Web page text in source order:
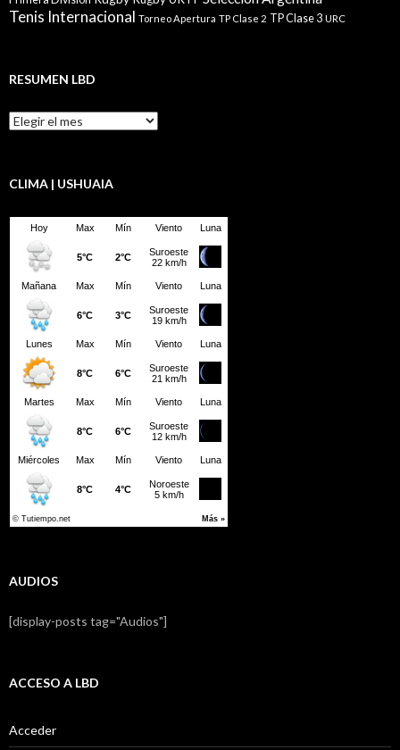
Tenis Internacional Torneo Apertura TP Clase 2 TP Clase 3 URC
RESUMEN LBD
Resumen
LBD
CLIMA | USHUAIA
AUDIOS
[display-posts tag="Audios"]
ACCESO A LBD
Acceder